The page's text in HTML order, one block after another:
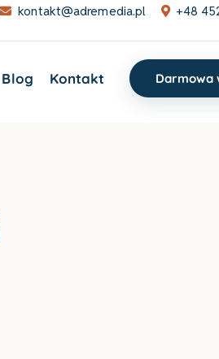
kontakt@adremedia.pl +48
Blog Kontakt Darmowa